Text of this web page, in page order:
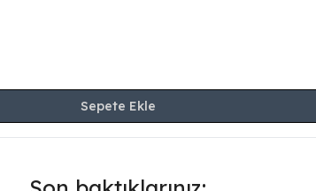
Sepete Ekle